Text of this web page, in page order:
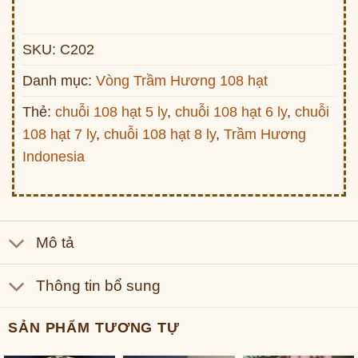
SKU: C202
Danh mục: Vòng Trầm Hương 108 hạt
Thẻ: chuỗi 108 hạt 5 ly, chuỗi 108 hạt 6 ly, chuỗi
108 hạt 7 ly, chuỗi 108 hạt 8 ly, Trầm Hương
Indonesia
Mô tả
Thông tin bổ sung
SẢN PHẨM TƯƠNG TỰ